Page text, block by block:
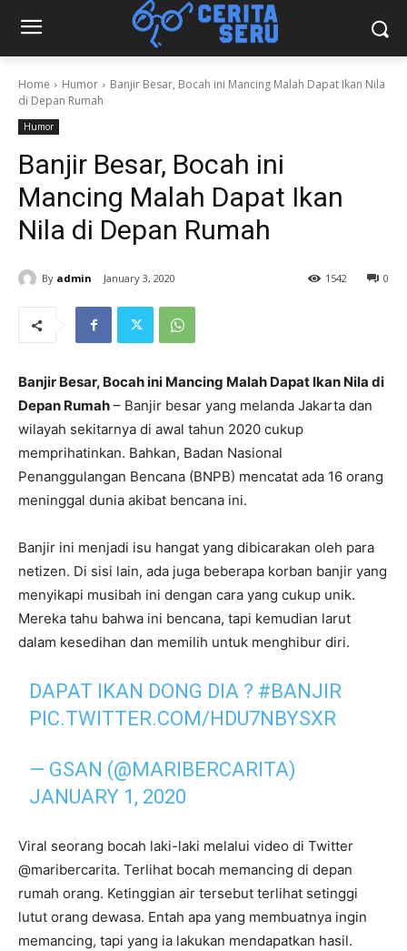
Home Humor
Banjir Besar, Bocah ini Mancing Malah Dapat Ikan Nila
di Depan Rumah
Humor
Banjir Besar, Bocah ini
Mancing Malah Dapat Ikan
Nila di Depan Rumah
By admin January 3, 2020 0
1542
Banjir Besar, Bocah ini Mancing Malah Dapat Ikan Nila di
Depan Rumah – Banjir besar yang melanda Jakarta dan
wilayah sekitarnya di awal tahun 2020 cukup
memprihatinkan. Bahkan, Badan Nasional
Penanggulangan Bencana (BNPB) mencatat ada 16 orang
meninggal dunia akibat bencana ini.
Banjir ini menjadi isu hangat yang dibicarakan oleh para
netizen. Di sisi lain, ada juga beberapa korban banjir yang
menyikapi musibah ini dengan cara yang cukup unik.
Mereka tahu bahwa ini bencana, tapi kemudian larut
dalam kesedihan dan memilih untuk menghibur diri.
DAPAT IKAN DONG DIA ? #BANJIR
PIC.TWITTER.COM/HDU7NBYSXR
— GSAN (@MARIBERCARITA)
JANUARY 1, 2020
Viral seorang bocah laki-laki melalui video di Twitter
@maribercarita. Terlihat bocah memancing di depan
rumah orang. Ketinggian air tersebut terlihat setinggi
lutut orang dewasa. Entah apa yang membuatnya ingin
memancing, tapi yang ia lakukan mendapatkan hasil.